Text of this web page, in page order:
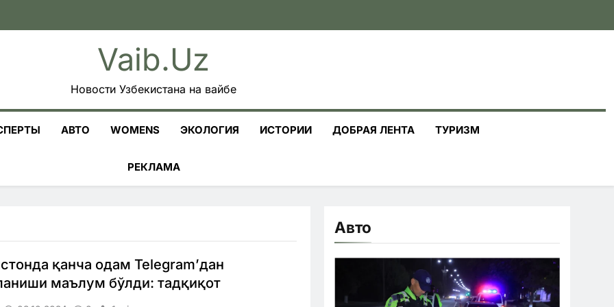
Vaib.uz
Новости Узбекистана на вайбе
АВТО WOMENS ЭКОЛОГИЯ ИСТОРИИ ДОБРАЯ ЛЕНТА ТУРИЗМ
РЕКЛАМА
қанча одам Telegram’дан
маълум бўлди: тадқиқот
Авто